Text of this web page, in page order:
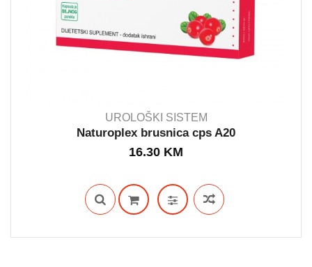
IN STOCK
UROLOŠKI SISTEM
Naturoplex brusnica cps A20
16.30 KM